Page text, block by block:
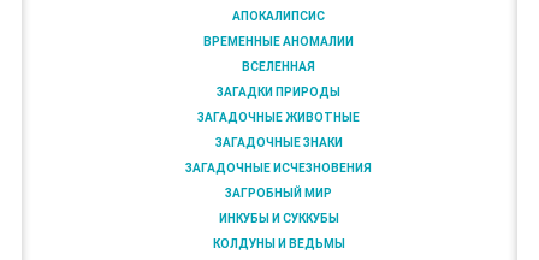
АПОКАЛИПСИС
ВРЕМЕННЫЕ АНОМАЛИИ
ВСЕЛЕННАЯ
ЗАГАДКИ ПРИРОДЫ
ЗАГАДОЧНЫЕ ЖИВОТНЫЕ
ЗАГАДОЧНЫЕ ЗНАКИ
ЗАГАДОЧНЫЕ ИСЧЕЗНОВЕНИЯ
ЗАГРОБНЫЙ МИР
ИНКУБЫ И СУККУБЫ
КОЛДУНЫ И ВЕДЬМЫ